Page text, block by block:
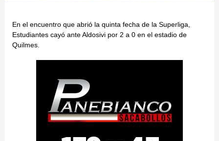
En el encuentro que abrió la quinta fecha de la Superliga,
Estudiantes cayó ante Aldosivi por 2 a 0 en el estadio de
Quilmes.